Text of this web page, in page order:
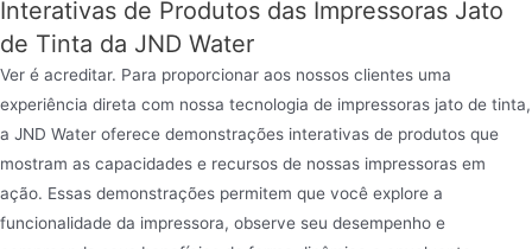
Interativas de Produtos das Impressoras Jato
de Tinta da JND Water
Ver é acreditar. Para proporcionar aos nossos clientes uma
experiência direta com nossa tecnologia de impressoras jato de tinta,
a JND Water oferece demonstrações interativas de produtos que
mostram as capacidades e recursos de nossas impressoras em
ação. Essas demonstrações permitem que você explore a
funcionalidade da impressora, observe seu desempenho e